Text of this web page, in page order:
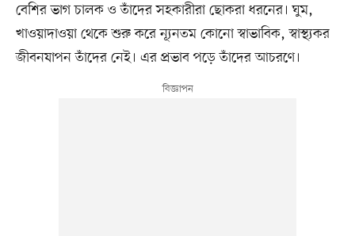
বেশির ভাগ চালক ও তাঁদের সহকারীরা ছোকরা ধরনের। ঘুম,
খাওয়াদাওয়া থেকে শুরু করে ন্যূনতম কোনো স্বাভাবিক, স্বাস্থ্যকর
জীবনযাপন তাঁদের নেই। এর প্রভাব পড়ে তাঁদের আচরণে।